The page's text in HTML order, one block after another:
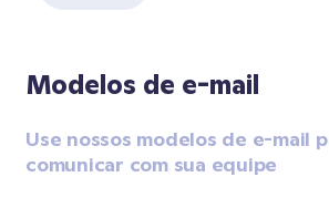
Modelos de e-mail
Use nossos modelos de e-mail
comunicar com sua equipe